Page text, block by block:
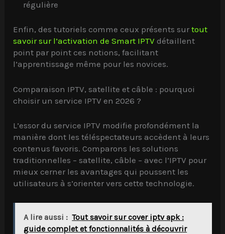
régulière
Enfin, des tutoriels comme ceux présents surtout
savoir sur l’activation de Smart IPTV détaillent
point par point ces notions, facilitant
l’apprentissage même pour les novices.
Comparaison IPTV, satellite et câble : pourquoi
choisir un service IPTV en 2026 ?
L’essor du service IPTV modifie profondément la
manière dont les téléspectateurs accèdent à leurs
contenus favoris. Comparons les solutions
traditionnelles – satellite, câble – avec l’IPTV pour
mieux cerner les avantages qui poussent les
utilisateurs à s’orienter vers cette technologie.
A lire aussi : Tout savoir sur cover iptv apk :
guide complet et fonctionnalités à découvrir